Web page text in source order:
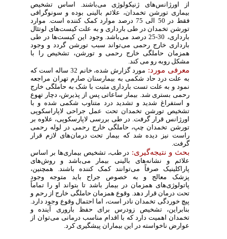
از اورژانس‌های
ژنیکولوژی می‌باشند. اساس تشخیص
بیماری تورشن تخمدان، علائم بالینی بوده و سونوگرافی
فقط در 50 الی 75 درصد موارد کمک کننده است. موارد
تورشن تخمدان در طی بارداری و به علت کیست‌های لوتئال
بارداری، 30-25 درصد می‌باشد. وجود این کیست‌ها در طی
بارداری خارج رحمی می‌تواند سبب تورشن گردد و وجود
همزمان حاملگی خارج رحمی و تورشن، تشخیص را با
مشکل روبه رو می کند.
معرفی مورد:
مورد گزارش شده، خانم 32 ساله است که
به علت درد حاد شکمی به بیمارستان صارم تهران مراجعه
نمود و به علت تست بارداری مثبت با شک به حاملگی خارج
رحمی بستری شد. بیمار ساعاتی پس از پذیرش، دچار تهوع
و استفراغ شدید و تشدید درد متناوب شکمی شده و با
تشخیص تورشن تخمدان تحت عمل جراحی لاپاراسکوپی
اورژانس قرار گرفت. در طی بررسی لاپارسکوپی، علاوه بر
تورشن تخمدان چپ، حاملگی خارج رحمی در لوله رحمی
راست نیز دیده شد که بیمار تحت درمان‌های لازم قرار
گرفت.
بحث و نتیجه‌گیری: در طب، تشخیص بیماری‌ها بر اساس
علائم و نشانه‌های بالینی بیمار می‌باشد و روش‌های
پاراکلینیک صرفاً می‌توانند کمک کننده باشند. همچنین،
پزشک معالج و به خصوص جراح باید متوجه وجود
پاتولوژی‌های همزمان در بیمار باشد تا بتواند او را تماماً
تحت درمان قرار دهد. وقوع همزمان حاملگی خارج از رحم و
پیچ خوردگی تخمدان نادر است، اما احتمال وقوع وجود دارد.
بنابراین، تشخیص زودرس برای حفظ باروری آینده و
تخمدان اهمیت دارد که با اقدام مناسب درمانی می‌توان از
عوارض ناخواسته در این بیماران پیشگیری کرد.